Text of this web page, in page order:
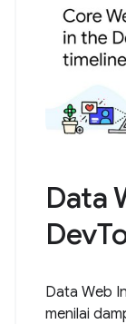
Data
Data Web
menilai